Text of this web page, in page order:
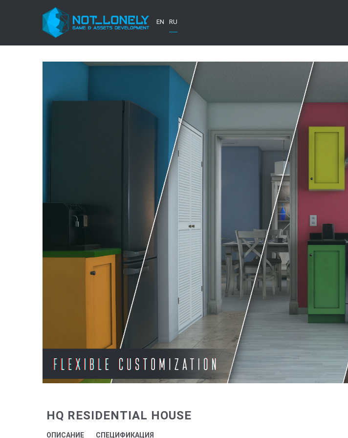
EN RU
HQ RESIDENTIAL HOUSE
ОПИСАНИЕ СПЕЦИФИКАЦИЯ